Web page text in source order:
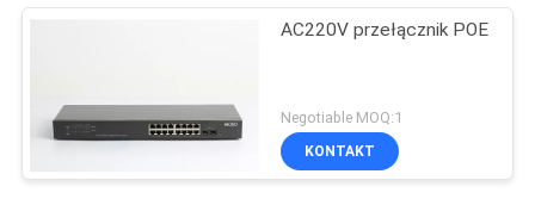
AC220V przełącznik POE
Negotiable MOQ:1
KONTAKT